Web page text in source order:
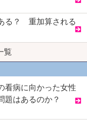
る？ 重加算される
覧
看病に向かった女性
はあるのか？